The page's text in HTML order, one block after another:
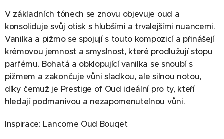
V základních tónech se znovu objevuje oud a
konsoliduje svůj otisk s hlubšími a trvalejšími nuancemi.
Vanilka a pižmo se spojují s touto kompozicí a přinášejí
krémovou jemnost a smyslnost, které prodlužují stopu
parfému. Bohatá a obklopující vanilka se snoubí s
pižmem a zakončuje vůni sladkou, ale silnou notou,
díky čemuž je Prestige of Oud ideální pro ty, kteří
hledají podmanivou a nezapomenutelnou vůni.
Inspirace: Lancome Oud Bouqet